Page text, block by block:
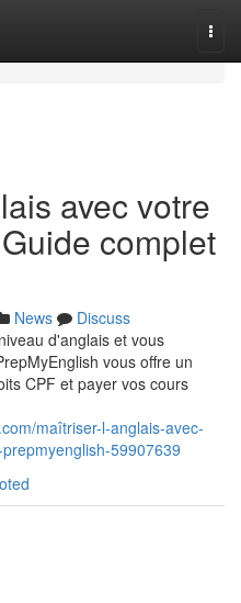
avec votre
complet
News
Discuss
d'anglais et vous
vous offre un
CPF et payer vos cours
maîtriser-l-anglais-avec-
59907639